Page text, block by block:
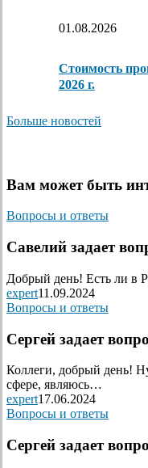
01.08.2026
Стоимость
2026 г.
Больше новостей
Вам может быть
Вопросы и ответы
Савелий задает
Добрый день! Есть ли в
expert11.09.2024
Вопросы и ответы
Сергей задает
Коллеги, добрый день!
сфере, являюсь…
expert17.06.2024
Вопросы и ответы
Сергей задает